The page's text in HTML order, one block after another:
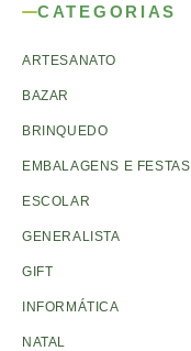
CATEGORIAS
ARTESANATO
BAZAR
BRINQUEDO
EMBALAGENS E FESTAS
ESCOLAR
GENERALISTA
GIFT
INFORMÁTICA
NATAL